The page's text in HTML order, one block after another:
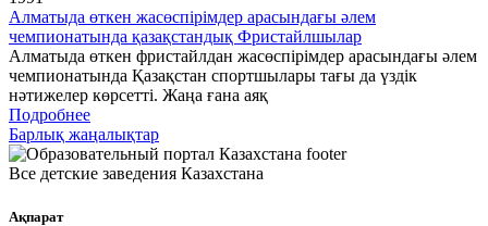
Алматыда өткен жасөспірімдер арасындағы әлем
чемпионатында қазақстандық Фристайлшылар
Алматыда өткен фристайлдан жасөспірімдер арасындағы әлем
чемпионатында Қазақстан спортшылары тағы да үздік
нәтижелер көрсетті. Жаңа ғана аяқ
Подробнее
Барлық жаңалықтар
Все детские заведения Казахстана
Ақпарат